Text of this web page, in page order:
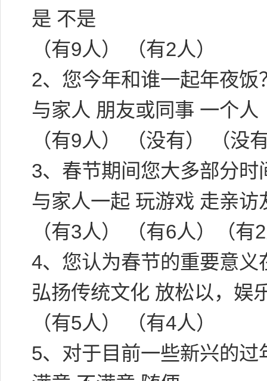
是 不是
（有9人） （有2人）
2、您今年和谁一起年夜
与家人 朋友或同事 一个人
（有9人） （没有） （没
3、春节期间您大多部分时
与家人一起 玩游戏 走亲访
（有3人） （有6人）（有
4、您认为春节的重要意义
弘扬传统文化 放松以，娱
（有5人） （有4人）
5、对于目前一些新兴的